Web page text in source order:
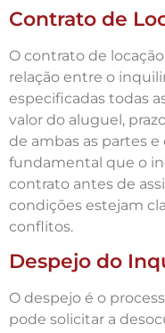
Contrato de
O contrato de
relação entre o
especificadas todas
valor do aluguel,
de ambas as partes e
fundamental que o
contrato antes de
condições estejam
conflitos.
Despejo do
O despejo é o
pode solicitar a